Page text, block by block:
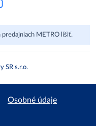
METRO líšiť.
SR s.r.o.
Osobné údaje